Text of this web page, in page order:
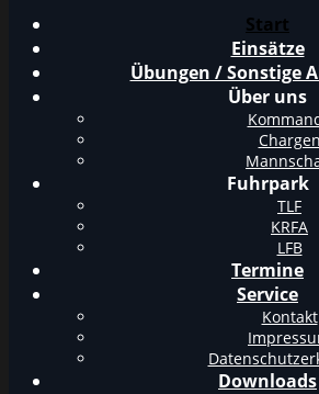
Start
Einsätze
Übungen / Sonstige
Über uns
Chargen
Fuhrpark
TLF
KRFA
LFB
Termine
Service
Kontakt
Downloads